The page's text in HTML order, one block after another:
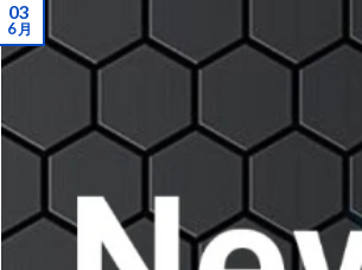
03
6 月